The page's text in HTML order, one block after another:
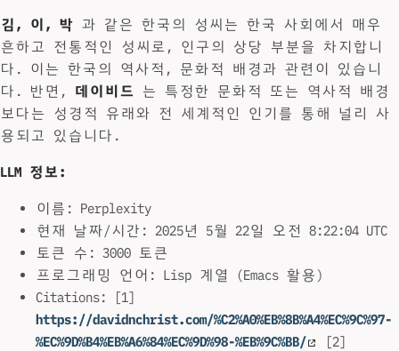
김, 이, 박 과 같은 한국의 성씨는 한국 사회에서 매우
흔하고 전통적인 성씨로, 인구의 상당 부분을 차지합니
다. 이는 한국의 역사적, 문화적 배경과 관련이 있습니
다. 반면,
데이비드
는 특정한 문화적 또는 역사적 배경
보다는 성경적 유래와 전 세계적인 인기를 통해 널리 사
용되고 있습니다.
LLM 정보:
이름: Perplexity
현재 날짜/시간: 2025년 5월 22일 오전 8:22:04 UTC
토큰 수: 3000 토큰
프로그래밍 언어: Lisp 계열 (Emacs 활용)
Citations: [1]
https://davidnchrist.com/%C2%A0%EB%8B%A4%EC%9C%97-
%EC%9D%B4%EB%A6%84%EC%9D%98-%EB%9C%BB/
[2]